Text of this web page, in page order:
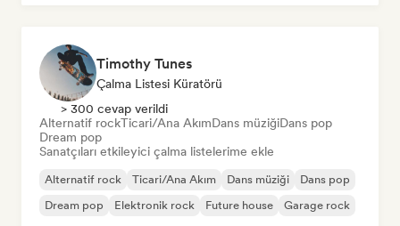
Timothy Tunes
Çalma Listesi Küratörü
> 300 cevap verildi
Alternatif rockTicari/Ana AkımDans müziğiDans pop
Dream pop
Sanatçıları etkileyici çalma listelerime ekle
Alternatif rock Ticari/Ana Akım Dans müziği
Dans pop
Dream pop
Elektronik rock Future house Garage rock